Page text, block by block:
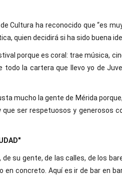
Cultura ha reconocido que “es
quien decidirá si ha sido buena
porque es coral: trae música,
todo la cartera que llevo yo de
mucho la gente de Mérida
que ser respetuosos y generosos
de su gente, de las calles, de los
en concreto. Aquí es ir de bar en